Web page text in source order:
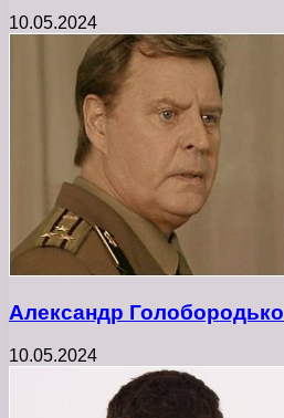
10.05.2024
Александр Голобородько
10.05.2024